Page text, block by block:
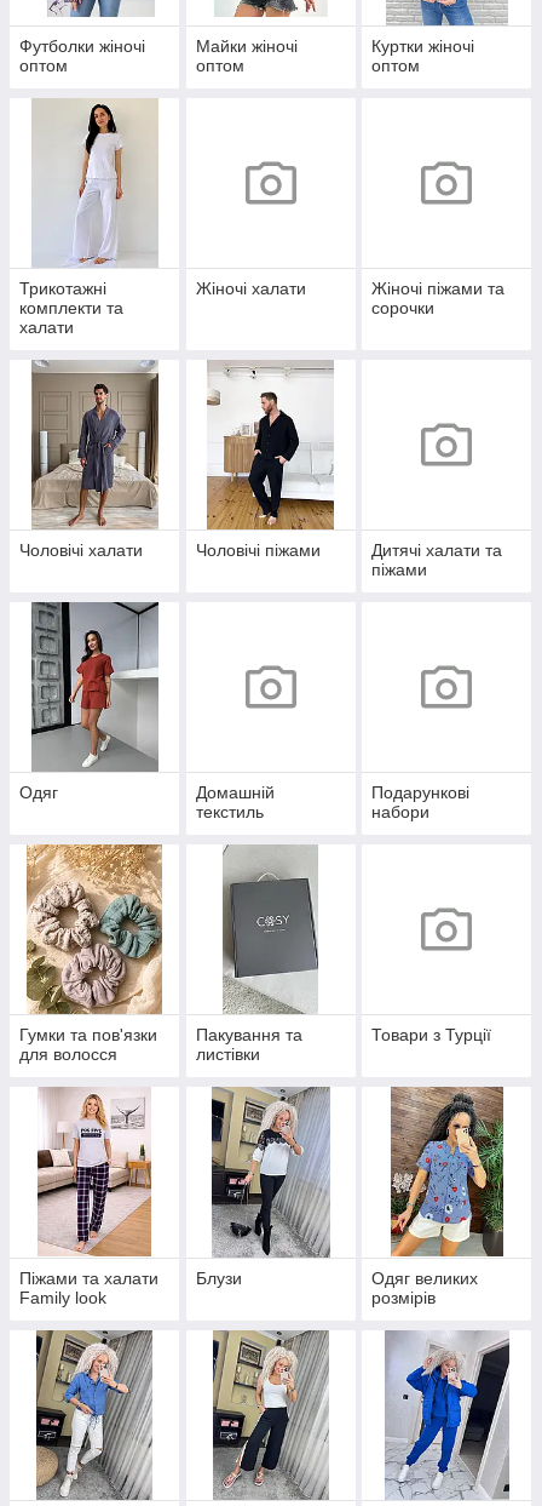
Футболки жіночі
оптом
Майки жіночі
оптом
Куртки жіночі
оптом
Трикотажні
комплекти та
халати
Жіночі халати
Жіночі піжами та
сорочки
Чоловічі халати Чоловічі піжами
Дитячі халати та
піжами
Одяг
Домашній
текстиль
Подарункові
набори
Гумки та пов'язки
для волосся
Пакування та
листівки
Товари з Турції
Піжами та халати
Family look
Блузи
Одяг великих
розмірів